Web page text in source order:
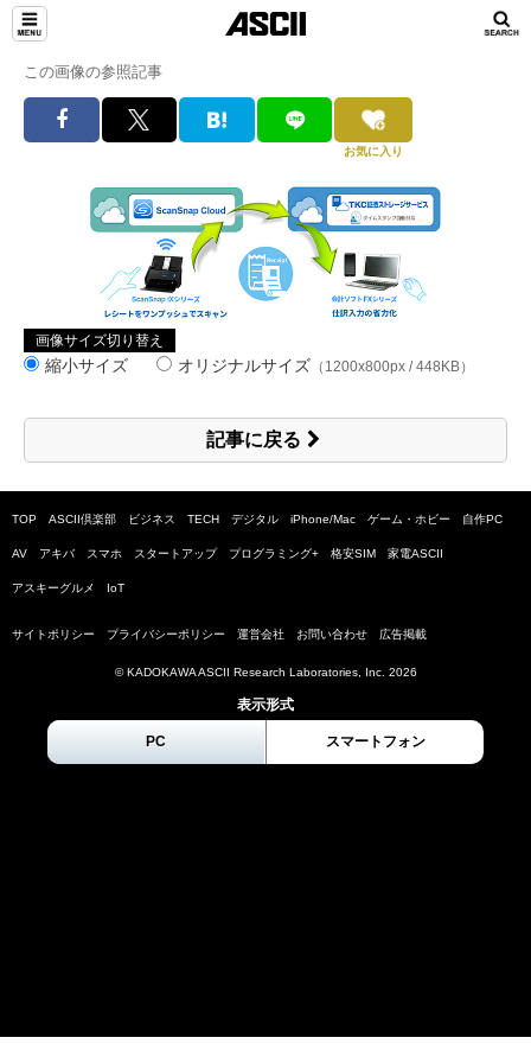
この画像の参照記事
お気に入り
画像サイズ切り替え
縮小サイズ オリジナルサイズ （1200x800px / 448KB）
記事に戻る
TOP ASCII倶楽部 ビジネス TECH デジタル iPhone/Mac ゲーム・ホビー 自作PC
AV アキバ スマホ スタートアップ プログラミング+ 格安SIM 家電ASCII
アスキーグルメ IoT
サイトポリシー プライバシーポリシー 運営会社 お問い合わせ 広告掲載
© KADOKAWA ASCII Research Laboratories, Inc. 2026
表示形式
PC スマートフォン